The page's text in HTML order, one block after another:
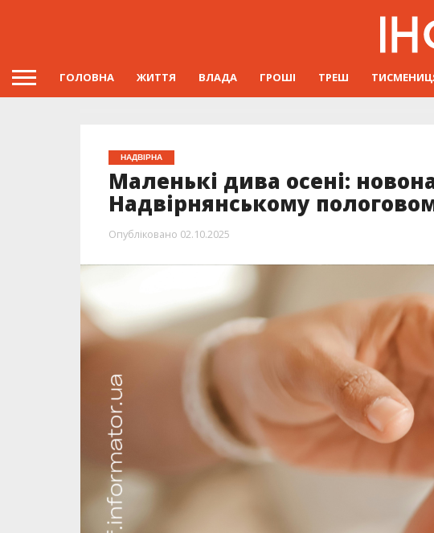
ГОЛОВНА ЖИТТЯ ВЛАДА ГРОШІ ТРЕШ
НАДВІРНА
Маленькі дива осені:
Надвірнянському
Опубліковано 02.10.2025